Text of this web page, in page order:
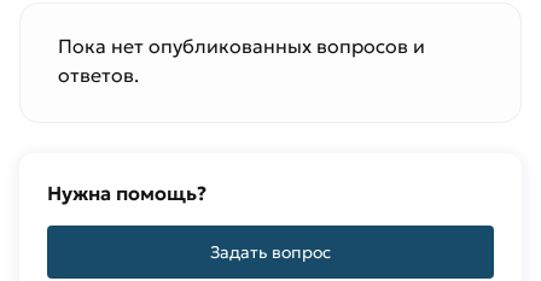
Пока нет опубликованных вопросов и
ответов.
Нужна помощь?
Задать вопрос